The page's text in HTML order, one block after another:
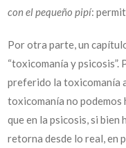
con el pequeño pipí:
Por otra parte, un
“toxicomanía y psicosis”.
preferido la toxicomanía
toxicomanía no
que en la psicosis, si
retorna desde lo real, en